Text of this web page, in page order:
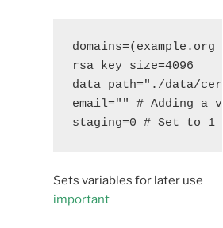
domains=(example.org
rsa_key_size=4096
data_path="./data/
email="" # Adding a
staging=0 # Set to
Sets variables for later use
important